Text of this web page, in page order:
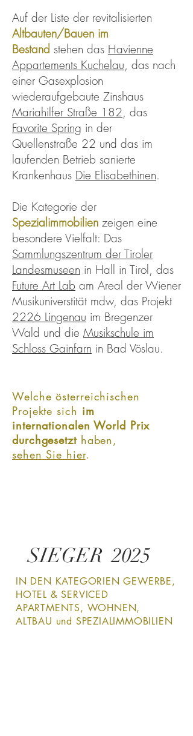
Auf der Liste der revitalisierten
Altbauten/Bauen im
Bestand stehen das Havienne
Appartements Kuchelau, das nach
einer Gasexplosion
wiederaufgebaute Zinshaus
Mariahilfer Straße 182, das
Favorite Spring in der
Quellenstraße 22 und das im
laufenden Betrieb sanierte
Krankenhaus Die Elisabethinen.
Die Kategorie der
Spezialimmobilien zeigen eine
besondere Vielfalt: Das
Sammlungszentrum der Tiroler
Landesmuseen in Hall in Tirol, das
Future Art Lab am Areal der Wiener
Musikuniverstität mdw, das Projekt
2226 Lingenau im Bregenzer
Wald und die Musikschule im
Schloss Gainfarn in Bad Vöslau.​​
Welche österreichischen
Projekte sich im
internationalen World Prix
durchgesetzthaben,
sehen Sie hier.
SIEGER 2025
IN DEN KATEGORIEN GEWERBE,
HOTEL & SERVICED
APARTMENTS, WOHNEN,
ALTBAU und SPEZIALIMMOBILIEN